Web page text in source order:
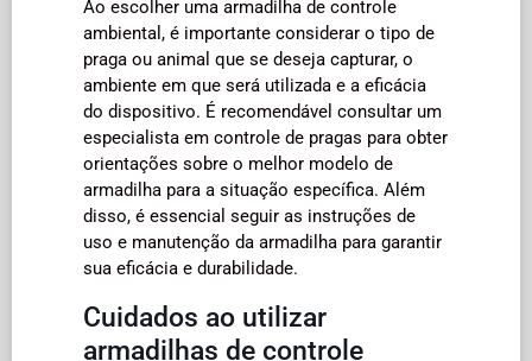
Ao escolher uma armadilha de controle
ambiental, é importante considerar o tipo de
praga ou animal que se deseja capturar, o
ambiente em que será utilizada e a eficácia
do dispositivo. É recomendável consultar um
especialista em controle de pragas para obter
orientações sobre o melhor modelo de
armadilha para a situação específica. Além
disso, é essencial seguir as instruções de
uso e manutenção da armadilha para garantir
sua eficácia e durabilidade.
Cuidados ao utilizar
armadilhas de controle